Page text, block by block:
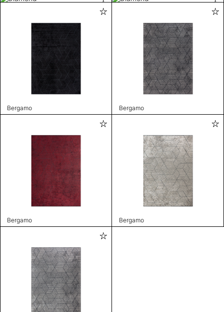
Bergamo Bergamo
Bergamo Bergamo